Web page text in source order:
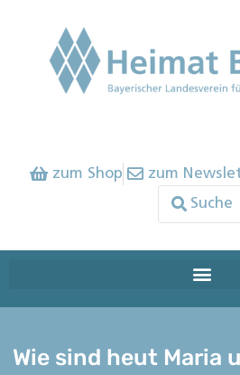
zum Shop zum
Wie sind heut Maria